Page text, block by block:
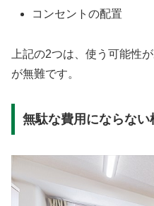
コンセントの配置
上記の2つは、使う可能性
が無難です。
無駄な費用にならない